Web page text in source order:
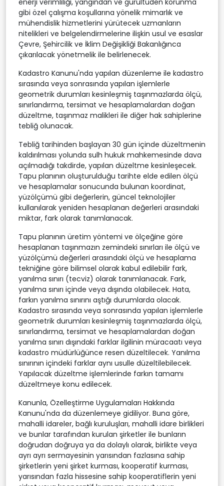
gibi özel çalışma koşullarına yönelik mimarlık ve
mühendislik hizmetlerini yürütecek uzmanların
nitelikleri ve belgelendirmelerine ilişkin usul ve esaslar
Çevre, Şehircilik ve İklim Değişikliği Bakanlığınca
çıkarılacak yönetmelik ile belirlenecek.
Kadastro Kanunu'nda yapılan düzenleme ile kadastro
sırasında veya sonrasında yapılan işlemlerle
geometrik durumları kesinleşmiş taşınmazlarda ölçü,
sınırlandırma, tersimat ve hesaplamalardan doğan
düzeltme, taşınmaz malikleri ile diğer hak sahiplerine
tebliğ olunacak.
Tebliğ tarihinden başlayan 30 gün içinde düzeltmenin
kaldırılması yolunda sulh hukuk mahkemesinde dava
açılmadığı takdirde, yapılan düzeltme kesinleşecek.
Tapu planının oluşturulduğu tarihte elde edilen ölçü
ve hesaplamalar sonucunda bulunan koordinat,
yüzölçümü gibi değerlerin, güncel teknolojiler
kullanılarak yeniden hesaplanan değerleri arasındaki
miktar, fark olarak tanımlanacak.
Tapu planının üretim yöntemi ve ölçeğine göre
hesaplanan taşınmazın zemindeki sınırları ile ölçü ve
yüzölçümü değerleri arasındaki ölçü ve hesaplama
tekniğine göre bilimsel olarak kabul edilebilir fark,
yanılma sınırı (tecviz) olarak tanımlanacak. Fark,
yanılma sınırı içinde veya dışında olabilecek. Hata,
farkın yanılma sınırını aştığı durumlarda olacak.
Kadastro sırasında veya sonrasında yapılan işlemlerle
geometrik durumları kesinleşmiş taşınmazlarda ölçü,
sınırlandırma, tersimat ve hesaplamalardan doğan
yanılma sınırı dışındaki farklar ilgilinin müracaatı veya
kadastro müdürlüğünce resen düzeltilecek. Yanılma
sınırının içindeki farklar aynı usulle düzeltilebilecek.
Yapılacak düzeltme işlemlerinde farkın tamamı
düzeltmeye konu edilecek.
Kanunla, Özelleştirme Uygulamaları Hakkında
Kanunu'nda da düzenlemeye gidiliyor. Buna göre,
mahalli idareler, bağlı kuruluşları, mahalli idare birlikleri
ve bunlar tarafından kurulan şirketler ile bunların
doğrudan doğruya ya da dolaylı olarak, birlikte veya
ayrı ayrı sermayesinin yarısından fazlasına sahip
şirketlerin yeni şirket kurması, kooperatif kurması,
yarısından fazla hissesine sahip kooperatiflerin yeni